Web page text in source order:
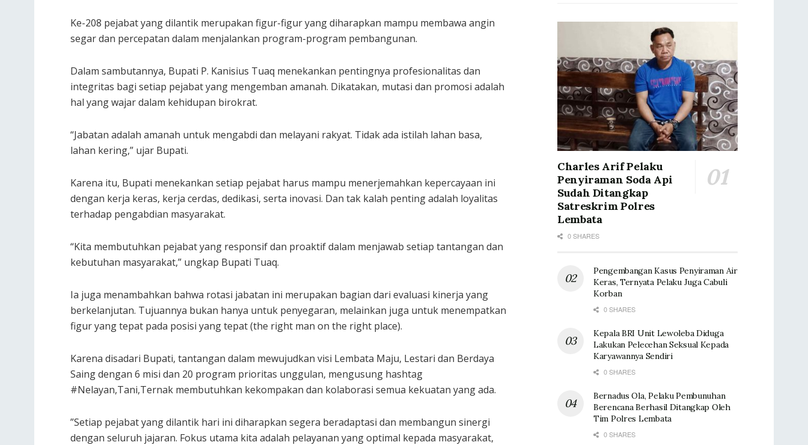
Ke-208 pejabat yang dilantik merupakan figur-figur yang diharapkan mampu membawa angin
segar dan percepatan dalam menjalankan program-program pembangunan.
​Dalam sambutannya, Bupati P. Kanisius Tuaq menekankan pentingnya profesionalitas dan
integritas bagi setiap pejabat yang mengemban amanah. Dikatakan, mutasi dan promosi adalah
hal yang wajar dalam kehidupan birokrat.
“Jabatan adalah amanah untuk mengabdi dan melayani rakyat. Tidak ada istilah lahan basa,
lahan kering,” ujar Bupati.
Karena itu, Bupati menekankan setiap pejabat harus mampu menerjemahkan kepercayaan ini
dengan kerja keras, kerja cerdas, dedikasi, serta inovasi. Dan tak kalah penting adalah loyalitas
terhadap pengabdian masyarakat.
“Kita membutuhkan pejabat yang responsif dan proaktif dalam menjawab setiap tantangan dan
kebutuhan masyarakat,” ungkap Bupati Tuaq.
​Ia juga menambahkan bahwa rotasi jabatan ini merupakan bagian dari evaluasi kinerja yang
berkelanjutan. Tujuannya bukan hanya untuk penyegaran, melainkan juga untuk menempatkan
figur yang tepat pada posisi yang tepat (the right man on the right place).
Karena disadari Bupati, tantangan dalam mewujudkan visi Lembata Maju, Lestari dan Berdaya
Saing dengan 6 misi dan 20 program prioritas unggulan, mengusung hashtag
#Nelayan,Tani,Ternak membutuhkan kekompakan dan kolaborasi semua kekuatan yang ada.
​”Setiap pejabat yang dilantik hari ini diharapkan segera beradaptasi dan membangun sinergi
dengan seluruh jajaran. Fokus utama kita adalah pelayanan yang optimal kepada masyarakat,
Charles Arif Pelaku
Penyiraman Soda Api
Sudah Ditangkap
Satreskrim Polres
Lembata
0 SHARES
Pengembangan Kasus Penyiraman Air
Keras, Ternyata Pelaku Juga Cabuli
Korban
0 SHARES
Kepala BRI Unit Lewoleba Diduga
Lakukan Pelecehan Seksual Kepada
Karyawannya Sendiri
0 SHARES
Bernadus Ola, Pelaku Pembunuhan
Berencana Berhasil Ditangkap Oleh
Tim Polres Lembata
0 SHARES